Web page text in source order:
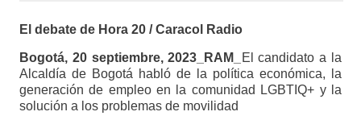
El debate de Hora 20 / Caracol Radio
Bogotá, 20 septiembre, 2023_RAM_
El candidato a la
Alcaldía de Bogotá habló de la política económica, la
generación de empleo en la comunidad LGBTIQ+ y la
solución a los problemas de movilidad